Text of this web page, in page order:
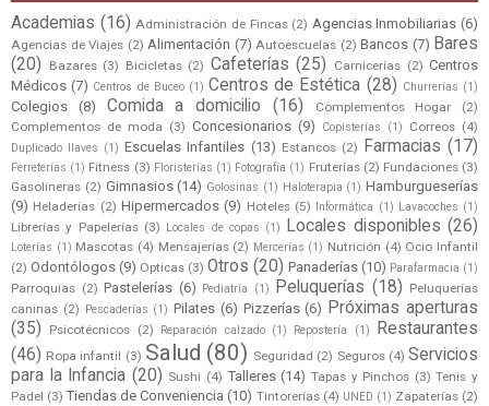
Academias (16) Administración de Fincas (2) Agencias Inmobiliarias (6)
Agencias de Viajes (2) Alimentación (7) Autoescuelas (2) Bancos (7) Bares
(20)
Bazares (3) Bicicletas (2) Cafeterías (25) Carnicerías (2) Centros
Médicos (7) Centros de Buceo (1) Centros de Estética (28) Churrerías (1)
Colegios (8) Comida a domicilio (16) Complementos Hogar
(2)
Complementos de moda (3) Concesionarios (9) Copisterías (1) Correos (4)
Duplicado llaves (1) Escuelas Infantiles (13) Estancos (2) Farmacias (17)
Ferreterías (1) Fitness (3) Floristerías (1) Fotografía (1) Fruterías (2) Fundaciones (3)
Gasolineras (2) Gimnasios (14) Golosinas (1) Haloterapia (1) Hamburgueserías
(9) Heladerías (2) Hipermercados (9) Hoteles (5) Informática (1) Lavacoches (1)
Librerías y Papelerías (3) Locales de copas (1) Locales disponibles (26)
Loterías (1) Mascotas (4) Mensajerías (2) Mercerías (1) Nutrición (4) Ocio Infantil
(2) Odontólogos (9) Opticas (3) Otros (20) Panaderías (10) Parafarmacia (1)
Parroquias (2) Pastelerías (6) Pediatría (1) Peluquerías (18) Peluquerías
caninas (2) Pescaderías (1) Pilates (6) Pizzerías (6) Próximas aperturas
(35)
Psicotécnicos (2) Reparación calzado (1) Repostería (1)
Restaurantes
(46) Ropa infantil (3) Salud (80) Seguridad (2) Seguros (4) Servicios
para la Infancia (20) Sushi (4) Talleres (14) Tapas y Pinchos (3) Tenis y
Padel (3) Tiendas de Conveniencia (10) Tintorerías (4) UNED (1) Zapaterías (2)